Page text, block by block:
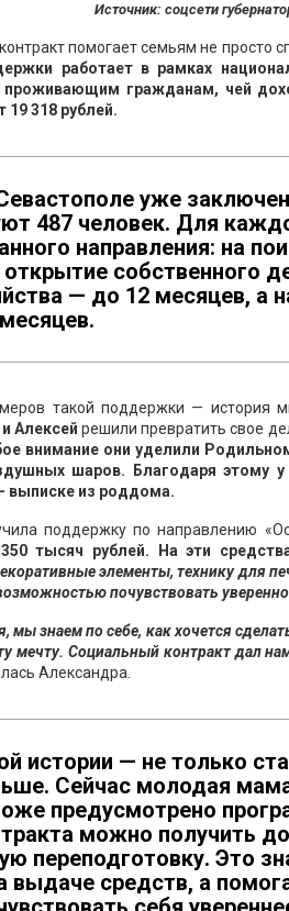
Источник: соцсети
помогает семьям не просто
работает в рамках
гражданам, чей
19 318 рублей.
уже
487 человек. Для
направления: на
собственного
— до 12 месяцев, а
такой поддержки — история
Алексей решили превратить свое
внимание они уделили
шаров. Благодаря этому
выписке из роддома.
поддержку по направлению
тысяч рублей. На эти
элементы, технику для
почувствовать
мы знаем по себе, как хочется
мечту. Социальный контракт дал
Александра.
истории — не только
Сейчас молодая
предусмотрено
можно получить
переподготовку. Это
выдаче средств, а